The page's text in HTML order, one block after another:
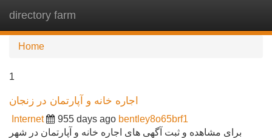
directory farm
Home
1
اجاره خانه و آپارتمان در زنجان
Internet 955 days ago bentley8o65brf1
برای مشاهده و ثبت آگهی های اجاره خانه و آپارتمان در شهر